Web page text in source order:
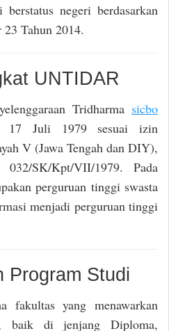
negeri berdasarkan
Tahun 2014.
UNTIDAR
Tridharma sicbo
17 Juli 1979 sesuai izin
V (Jawa Tengah dan DIY),
SK/Kpt/VII/1979. Pada
perguruan tinggi swasta
menjadi perguruan tinggi
Program Studi
yang menawarkan
baik di jenjang Diploma,